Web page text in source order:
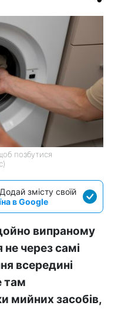
позбутися
змісту своїй
в Google
випраному
не через самі
всередині
там
мийних засобів,